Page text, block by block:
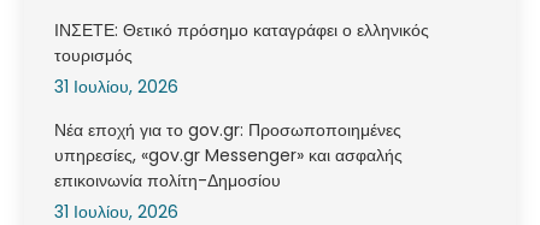
ΙΝΣΕΤΕ: Θετικό πρόσημο καταγράφει ο ελληνικός
τουρισμός
31 Ιουλίου, 2026
Νέα εποχή για το gov.gr: Προσωποποιημένες
υπηρεσίες, «gov.gr Messenger» και ασφαλής
επικοινωνία πολίτη-Δημοσίου
31 Ιουλίου, 2026